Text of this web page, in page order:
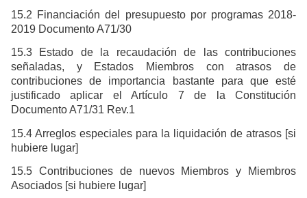
15.2 Financiación del presupuesto por programas 2018-
2019 Documento A71/30
15.3 Estado de la recaudación de las contribuciones
señaladas, y Estados Miembros con atrasos de
contribuciones de importancia bastante para que esté
justificado aplicar el Artículo 7 de la Constitución
Documento A71/31 Rev.1
15.4 Arreglos especiales para la liquidación de atrasos [si
hubiere lugar]
15.5 Contribuciones de nuevos Miembros y Miembros
Asociados [si hubiere lugar]